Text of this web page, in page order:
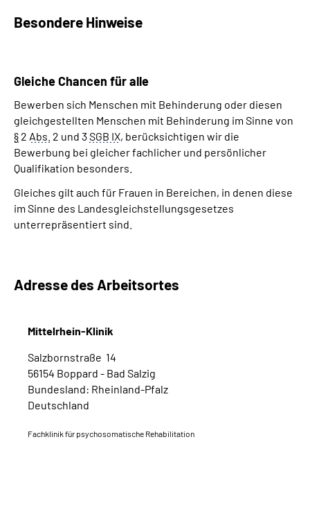
Besondere Hinweise
GleicheChancen für alle
Bewerben sich Menschen mit Behinderung oder diesen
gleichgestellten Menschen mit Behinderung im Sinne von
§ 2 Abs. 2 und 3SGB IX, berücksichtigen wir die
Bewerbung bei gleicher fachlicher und persönlicher
Qualifikation besonders.
Gleiches gilt auch für Frauen in Bereichen, in denen diese
im Sinne des Landesgleichstellungsgesetzes
unterrepräsentiert sind.
Adresse des Arbeitsortes
Mittelrhein-Klinik
Salzbornstraße 14
56154 Boppard - Bad Salzig
Bundesland: Rheinland-Pfalz
Deutschland
Fachklinik für psychosomatische Rehabilitation